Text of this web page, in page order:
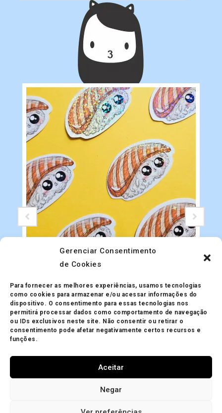
Gerenciar Consentimento
de Cookies
Para fornecer as melhores experiências, usamos tecnologias
como cookies para armazenar e/ou acessar informações do
dispositivo. O consentimento para essas tecnologias nos
permitirá processar dados como comportamento de navegação
ou IDs exclusivos neste site. Não consentir ou retirar o
consentimento pode afetar negativamente certos recursos e
funções.
Aceitar
Negar
Adesivos
Adesivo Holográfico Sushi
R$5.00
Política de Privacidade